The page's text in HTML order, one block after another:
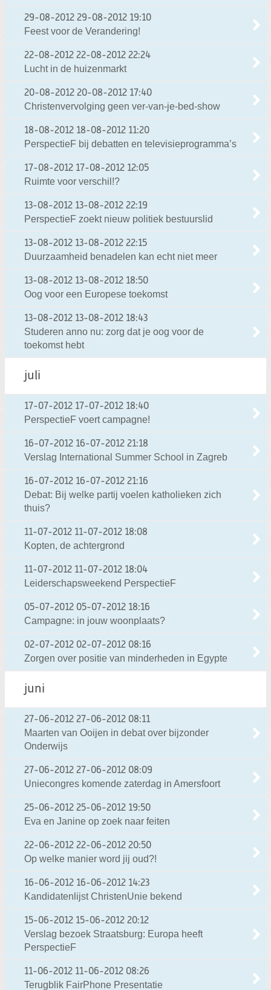
29-08-2012 29-08-2012 19:10
Feest voor de Verandering!
22-08-2012 22-08-2012 22:24
Lucht in de huizenmarkt
20-08-2012 20-08-2012 17:40
Christenvervolging geen ver-van-je-bed-show
18-08-2012 18-08-2012 11:20
PerspectieF bij debatten en televisieprogramma’s
17-08-2012 17-08-2012 12:05
Ruimte voor verschil!?
13-08-2012 13-08-2012 22:19
PerspectieF zoekt nieuw politiek bestuurslid
13-08-2012 13-08-2012 22:15
Duurzaamheid benadelen kan echt niet meer
13-08-2012 13-08-2012 18:50
Oog voor een Europese toekomst
13-08-2012 13-08-2012 18:43
Studeren anno nu: zorg dat je oog voor de
toekomst hebt
juli
17-07-2012 17-07-2012 18:40
PerspectieF voert campagne!
16-07-2012 16-07-2012 21:18
Verslag International Summer School in Zagreb
16-07-2012 16-07-2012 21:16
Debat: Bij welke partij voelen katholieken zich
thuis?
11-07-2012 11-07-2012 18:08
Kopten, de achtergrond
11-07-2012 11-07-2012 18:04
Leiderschapsweekend PerspectieF
05-07-2012 05-07-2012 18:16
Campagne: in jouw woonplaats?
02-07-2012 02-07-2012 08:16
Zorgen over positie van minderheden in Egypte
juni
27-06-2012 27-06-2012 08:11
Maarten van Ooijen in debat over bijzonder
Onderwijs
27-06-2012 27-06-2012 08:09
Uniecongres komende zaterdag in Amersfoort
25-06-2012 25-06-2012 19:50
Eva en Janine op zoek naar feiten
22-06-2012 22-06-2012 20:50
Op welke manier word jij oud?!
16-06-2012 16-06-2012 14:23
Kandidatenlijst ChristenUnie bekend
15-06-2012 15-06-2012 20:12
Verslag bezoek Straatsburg: Europa heeft
PerspectieF
11-06-2012 11-06-2012 08:26
Terugblik FairPhone Presentatie